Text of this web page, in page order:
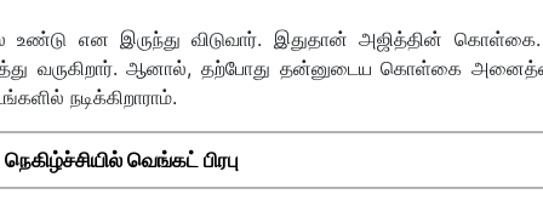
உண்டு என இருந்து விடுவார். இதுதான் அஜித்தின்
வருகிறார். ஆனால், தற்போது தன்னுடைய கொள்கை
நடிக்கிறாராம்.
வெங்கட் பிரபு